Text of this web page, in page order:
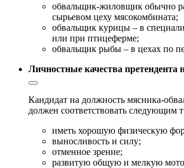
обвальщик-жиловщик обычно
сырьевом цеху мясокомбината;
обвальщик курицы – в
или при птицеферме;
обвальщик рыбы – в цехах по
Личностные качества претендента
Кандидат на должность мясника-
должен соответствовать следующим
иметь хорошую физическую
выносливость и силу;
отменное зрение;
развитую общую и мелкую